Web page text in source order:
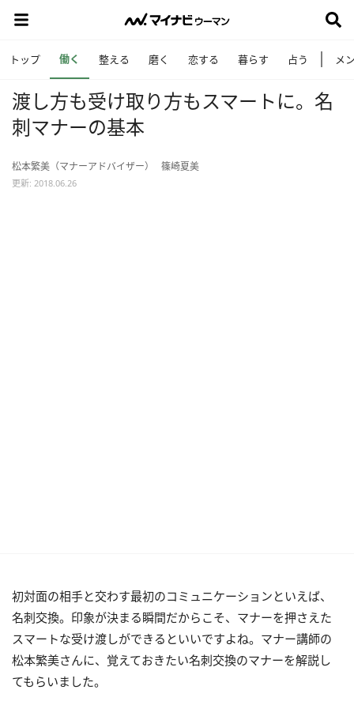
トップ 働く 整える 磨く 恋する 暮らす 占う メ
渡し方も受け取り方もスマートに。名
刺マナーの基本
松本繁美（マナーアドバイザー） 篠崎夏美
更新: 2018.06.26
初対面の相手と交わす最初のコミュニケーションといえば、
名刺交換。印象が決まる瞬間だからこそ、マナーを押さえた
スマートな受け渡しができるといいですよね。マナー講師の
松本繁美さんに、覚えておきたい名刺交換のマナーを解説し
てもらいました。